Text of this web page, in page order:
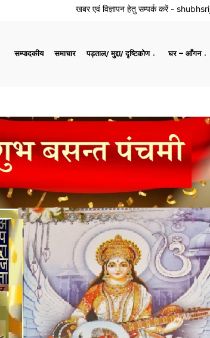
खबर एवं विज्ञापन हेतु सम्पर्क करें -
सम्पादकीय समाचार पड़ताल/ मुद्दा/ दृष्टिकोण घर – आँगन